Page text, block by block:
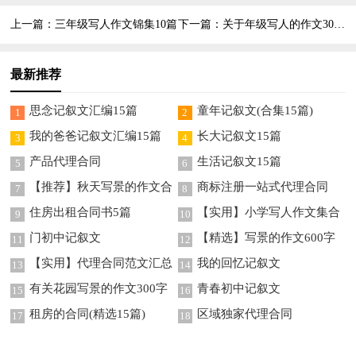
上一篇： 三年级写人作文锦集10篇下一篇： 关于年级写人的作文300字锦集6篇
最新推荐
1 思念记叙文汇编15篇 2 童年记叙文(合集15篇)
3 我的爸爸记叙文汇编15篇 4 长大记叙文15篇
5 产品代理合同 6 生活记叙文15篇
7
【推荐】秋天写景的作文合
集10篇
8 商标注册一站式代理合同
9 住房出租合同书5篇 10
【实用】小学写人作文集合
9篇
11 门初中记叙文 12
【精选】写景的作文600字
集合6篇
13
【实用】代理合同范文汇总
9篇
14 我的回忆记叙文
15
有关花园写景的作文300字
六篇
16 青春初中记叙文
17 租房的合同(精选15篇) 18 区域独家代理合同